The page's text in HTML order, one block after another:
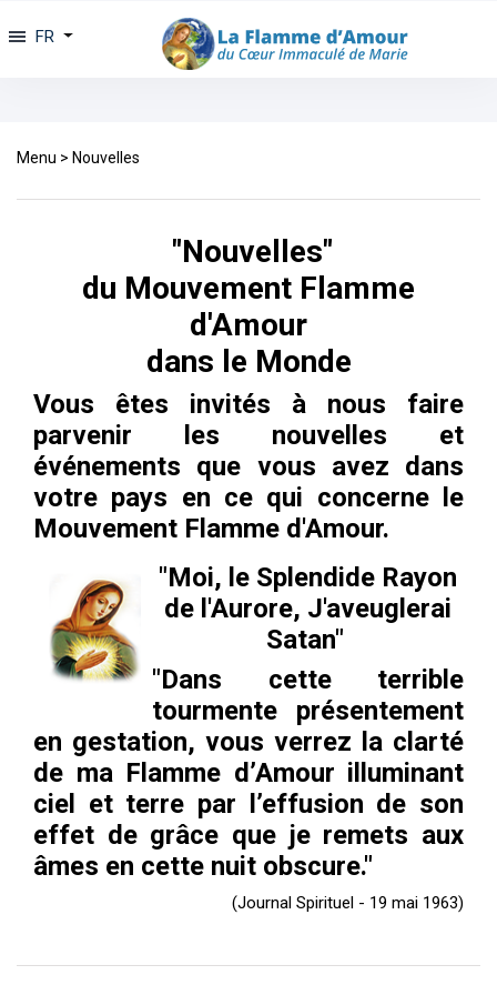
FR
Menu > Nouvelles
"Nouvelles"
du Mouvement Flamme
d'Amour
dans le Monde
Vous êtes invités à nous faire
parvenir les nouvelles et
événements que vous avez dans
votre pays en ce qui concerne le
Mouvement Flamme d'Amour.
"Moi, le Splendide Rayon
de l'Aurore, J'aveuglerai
Satan"
"Dans cette terrible
tourmente présentement
en gestation, vous verrez la clarté
de ma Flamme d’Amour illuminant
ciel et terre par l’effusion de son
effet de grâce que je remets aux
âmes en cette nuit obscure."
(Journal Spirituel - 19 mai 1963)